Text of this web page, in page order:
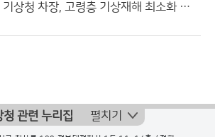
장동언 기상청 차장, 고령층 기상재해 최소화 위해 현장 소통
청 관련 누리집 펼치기